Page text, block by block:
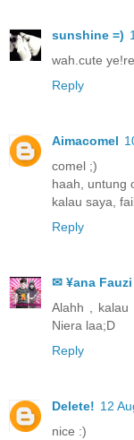
sunshine =)
wah.cute
Reply
Aimacomel
comel ;)
haah, untung
kalau saya,
Reply
✉ ¥ana
Alahh ,
Niera laa;D
Reply
Delete! 12
nice :)